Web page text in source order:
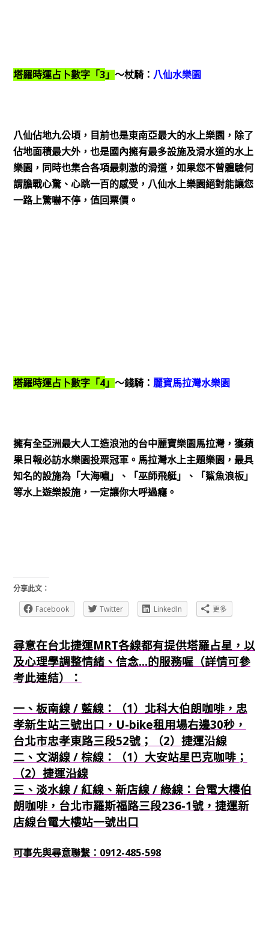
塔羅時運占卜數字「3」 ～杖騎： 八仙水樂園
八仙佔地九公頃，目前也是東南亞最大的水上樂園，除了
佔地面積最大外，也是國內擁有最多設施及滑水道的水上
樂園，同時也集合各項最刺激的滑道，如果您不曾體驗何
謂膽戰心驚、心跳一百的感受，八仙水上樂園絕對能讓您
一路上驚嚇不停，值回票價。
塔羅時運占卜數字「4」 ～錢騎： 麗寶馬拉灣水樂園
擁有全亞洲最大人工造浪池的台中麗寶樂園馬拉灣，獲蘋
果日報必訪水樂園投票冠軍。馬拉灣水上主題樂園，最具
知名的設施為「大海嘯」、「巫師飛艇」、「鯊魚浪板」
等水上遊樂設施，一定讓你大呼過癮。
分享此文：
Facebook
Twitter LinkedIn 更多
尋意在台北捷運MRT各線都有提供塔羅占星，以
及心理學調整情緒、信念...的服務喔（詳情可參
考此連結）：
一、板南線 / 藍線：（1）北科大伯朗咖啡，忠
孝新生站三號出口，U-bike租用場右邊30秒，
台北市忠孝東路三段52號；（2）捷運沿線
二、文湖線 / 棕線：（1）大安站星巴克咖啡；
（2）捷運沿線
三、淡水線 / 紅線、新店線 / 綠線：台電大樓伯
朗咖啡，台北市羅斯福路三段236-1號，捷運新
店線台電大樓站一號出口
可事先與尋意聯繫：0912-485-598